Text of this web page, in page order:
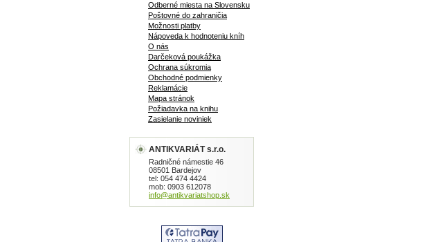
Odberné miesta na Slovensku
Poštovné do zahraničia
Možnosti platby
Nápoveda k hodnoteniu kníh
O nás
Darčeková poukážka
Ochrana súkromia
Obchodné podmienky
Reklamácie
Mapa stránok
Požiadavka na knihu
Zasielanie noviniek
ANTIKVARIÁT s.r.o.
Radničné námestie 46
08501 Bardejov
tel: 054 474 4424
mob: 0903 612078
info@antikvariatshop.sk